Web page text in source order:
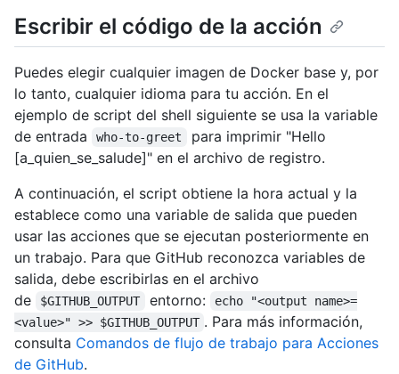
Escribir el código de la acción
Puedes elegir cualquier imagen de Docker base y, por
lo tanto, cualquier idioma para tu acción. En el
ejemplo de script del shell siguiente se usa la variable
de entrada
who-to-greet
para imprimir "Hello
[a_quien_se_salude]" en el archivo de registro.
A continuación, el script obtiene la hora actual y la
establece como una variable de salida que pueden
usar las acciones que se ejecutan posteriormente en
un trabajo. Para que GitHub reconozca variables de
salida, debe escribirlas en el archivo
de
$GITHUB_OUTPUT entorno:
echo "<output name>=
<value>" >> $GITHUB_OUTPUT . Para más información,
consulta Comandos de flujo de trabajo para Acciones
de GitHub.